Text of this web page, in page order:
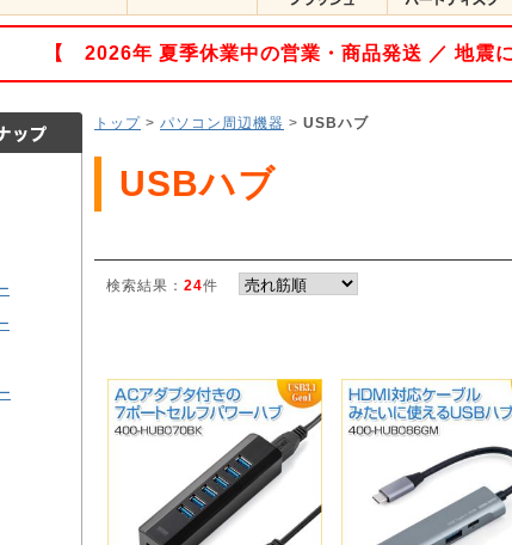
【 2026年 夏季休業中の営業・商品発送 ／ 地震
トップ > パソコン周辺機器 > USBハブ
USBハブ
検索結果： 24件